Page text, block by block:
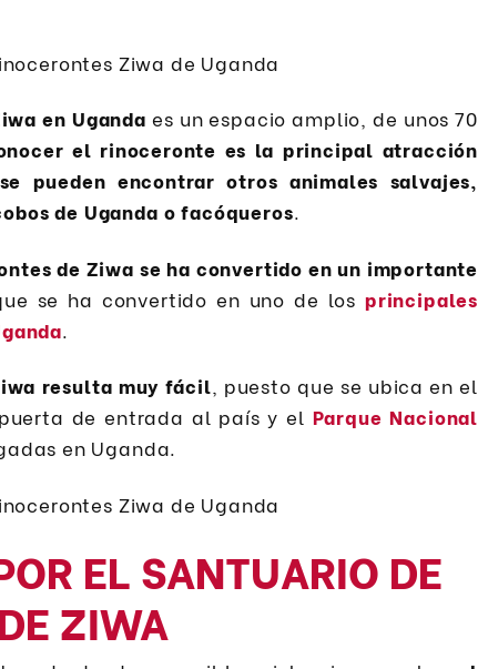
en Uganda es un espacio amplio, de unos 70
el rinoceronte es la principal atracción
pueden encontrar otros animales salvajes,
de Uganda o facóqueros.
de Ziwa se ha convertido en un importante
se ha convertido en uno de los principales
resulta muy fácil, puesto que se ubica en el
de entrada al país y el Parque Nacional
en Uganda.
EL SANTUARIO DE
ZIWA